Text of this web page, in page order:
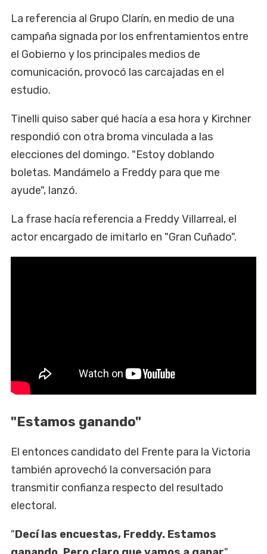
La referencia al Grupo Clarín, en medio de una
campaña signada por los enfrentamientos entre
el Gobierno y los principales medios de
comunicación, provocó las carcajadas en el
estudio.
Tinelli quiso saber qué hacía a esa hora y Kirchner
respondió con otra broma vinculada a las
elecciones del domingo. "Estoy doblando
boletas. Mandámelo a Freddy para que me
ayude", lanzó.
La frase hacía referencia a Freddy Villarreal, el
actor encargado de imitarlo en "Gran Cuñado".
"Estamos ganando"
El entonces candidato del Frente para la Victoria
también aprovechó la conversación para
transmitir confianza respecto del resultado
electoral.
"Decí las encuestas, Freddy. Estamos